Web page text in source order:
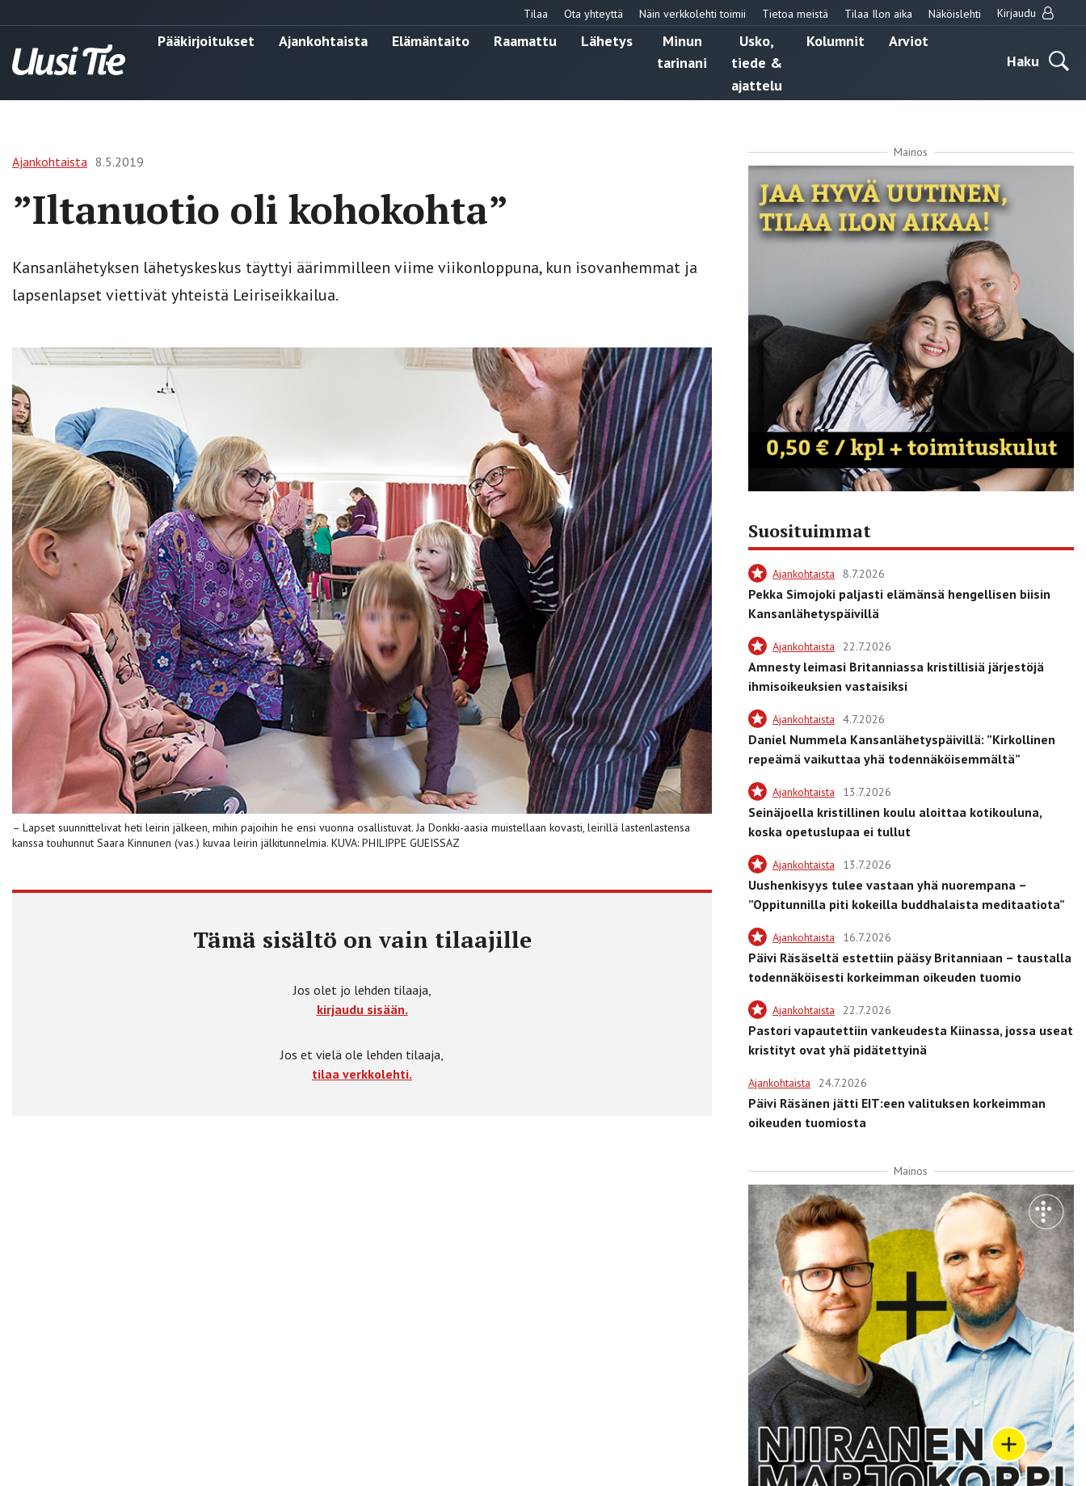
Tilaa Ota yhteyttä Näin verkkolehti toimii Tietoa meistä Tilaa Ilon aika Näköislehti Kirjaudu
Pääkirjoitukset Ajankohtaista Elämäntaito Raamattu Lähetys
Minun
tarinani
Usko,
tiede &
ajattelu
Kolumnit
Arviot
Haku
Ajankohtaista 8.5.2019
”Iltanuotio oli kohokohta”
Kansanlähetyksen lähetyskeskus täyttyi äärimmilleen viime viikonloppuna, kun isovanhemmat ja
lapsenlapset viettivät yhteistä Leiriseikkailua.
– Lapset suunnittelivat heti leirin jälkeen, mihin pajoihin he ensi vuonna osallistuvat. Ja Donkki-aasia muistellaan kovasti, leirillä lastenlastensa
kanssa touhunnut Saara Kinnunen (vas.) kuvaa leirin jälkitunnelmia. KUVA: PHILIPPE GUEISSAZ
Tämä sisältö on vain tilaajille
Jos olet jo lehden tilaaja,
kirjaudu sisään.
Jos et vielä ole lehden tilaaja,
tilaa verkkolehti.
Mainos
Suosituimmat
Ajankohtaista 8.7.2026
Pekka Simojoki paljasti elämänsä hengellisen biisin
Kansanlähetyspäivillä
Ajankohtaista 22.7.2026
Amnesty leimasi Britanniassa kristillisiä järjestöjä
ihmisoikeuksien vastaisiksi
Ajankohtaista 4.7.2026
Daniel Nummela Kansanlähetyspäivillä: ”Kirkollinen
repeämä vaikuttaa yhä todennäköisemmältä”
Ajankohtaista 13.7.2026
Seinäjoella kristillinen koulu aloittaa kotikouluna,
koska opetuslupaa ei tullut
Ajankohtaista 13.7.2026
Uushenkisyys tulee vastaan yhä nuorempana –
”Oppitunnilla piti kokeilla buddhalaista meditaatiota”
Ajankohtaista 16.7.2026
Päivi Räsäseltä estettiin pääsy Britanniaan – taustalla
todennäköisesti korkeimman oikeuden tuomio
Ajankohtaista 22.7.2026
Pastori vapautettiin vankeudesta Kiinassa, jossa useat
kristityt ovat yhä pidätettyinä
Ajankohtaista 24.7.2026
Päivi Räsänen jätti EIT:een valituksen korkeimman
oikeuden tuomiosta
Mainos